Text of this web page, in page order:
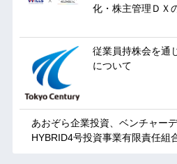
化・株主管理ＤＸ
従業員持株会を通
について
あおぞら企業投資、ベンチャー
HYBRID4号投資事業有限責任組